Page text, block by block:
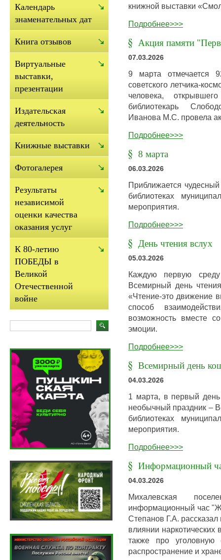
книжной выставки
Подробнее>>>
Акция памяти
07.03.2026
9 марта отмечается
советского летчика-
человека,
библиотекарь
Иванова М.С. провела
Подробнее>>>
8 марта
06.03.2026
Приближается
библиотеках
мероприятия.
Подробнее>>>
День чтения вслух
05.03.2026
Каждую первую
Всемирный день
«Чтение-это движение
способ
возможность вместе
эмоции.
Подробнее>>>
Всемирный день
04.03.2026
1 марта, в первый
необычный праздник –
библиотеках
мероприятия.
Подробнее>>>
Информационный
04.03.2026
Михалевская
информационный час
Степанов Г.А.
влиянии
также про уголовную
распространение и
Календарь
знаменательных дат
Книга отзывов
Виртуальные
выставки,
презентации
Издательская
деятельность
Книжные выставки
Фотогалерея
Результаты
независимой
оценки качества
оказания услуг
К 80-летию
ПОБЕДЫ в
Великой
Отечественной
войне